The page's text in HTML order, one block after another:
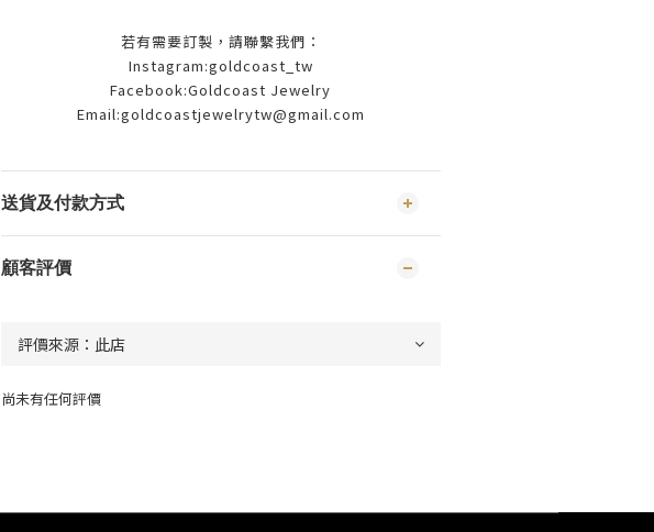
若有需要訂製，請聯繫我們：
Instagram:goldcoast_tw
Facebook:Goldcoast Jewelry
Email:goldcoastjewelrytw@gmail.com
送貨及付款方式
顧客評價
尚未有任何評價